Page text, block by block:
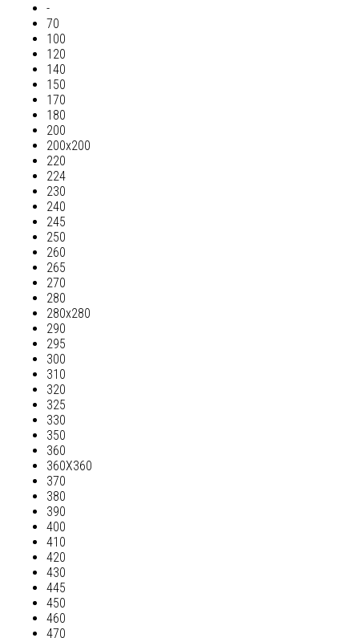
-
70
100
120
140
150
170
180
200
200х200
220
224
230
240
245
250
260
265
270
280
280х280
290
295
300
310
320
325
330
350
360
360Х360
370
380
390
400
410
420
430
445
450
460
470